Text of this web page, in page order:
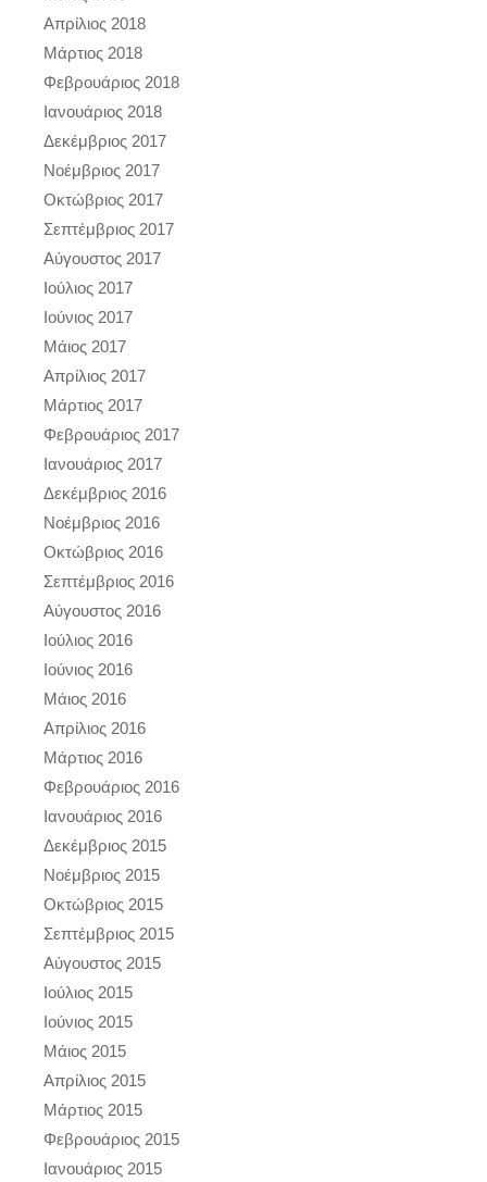
Απρίλιος 2018
Μάρτιος 2018
Φεβρουάριος 2018
Ιανουάριος 2018
Δεκέμβριος 2017
Νοέμβριος 2017
Οκτώβριος 2017
Σεπτέμβριος 2017
Αύγουστος 2017
Ιούλιος 2017
Ιούνιος 2017
Μάιος 2017
Απρίλιος 2017
Μάρτιος 2017
Φεβρουάριος 2017
Ιανουάριος 2017
Δεκέμβριος 2016
Νοέμβριος 2016
Οκτώβριος 2016
Σεπτέμβριος 2016
Αύγουστος 2016
Ιούλιος 2016
Ιούνιος 2016
Μάιος 2016
Απρίλιος 2016
Μάρτιος 2016
Φεβρουάριος 2016
Ιανουάριος 2016
Δεκέμβριος 2015
Νοέμβριος 2015
Οκτώβριος 2015
Σεπτέμβριος 2015
Αύγουστος 2015
Ιούλιος 2015
Ιούνιος 2015
Μάιος 2015
Απρίλιος 2015
Μάρτιος 2015
Φεβρουάριος 2015
Ιανουάριος 2015